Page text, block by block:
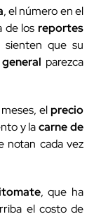
, el número en el
de los reportes
sienten que su
parezca
elprecio
y lacarne de
notan cada vez
, que ha
el costo de